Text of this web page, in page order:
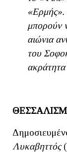
«Ερμής».
μπορούν
αιώνια
του
Λυκαβηττός